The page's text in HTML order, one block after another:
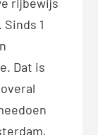
1
Dat is